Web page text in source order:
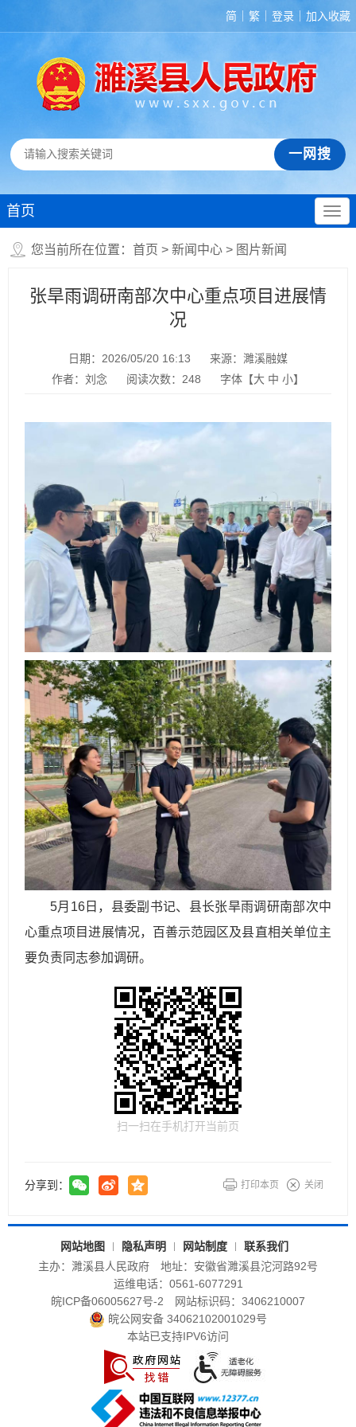
简 繁 登录 加入收藏
首页
您当前所在位置： 首页 > 新闻中心 > 图片新闻
张旱雨调研南部次中心重点项目进展情
况
日期：2026/05/20 16:13
来源：濉溪融媒
作者：刘念
阅读次数： 248 字体【大 中 小】
5月16日，县委副书记、县长张旱雨调研南部次中
心重点项目进展情况，百善示范园区及县直相关单位主
要负责同志参加调研。
扫一扫在手机打开当前页
分享到： 打印本页 关闭
网站地图 隐私声明 网站制度
联系我们
主办：濉溪县人民政府
地址：安徽省濉溪县沱河路92号
运维电话：0561-6077291
皖ICP备06005627号-2
网站标识码：3406210007
皖公网安备 34062102001029号
本站已支持IPV6访问